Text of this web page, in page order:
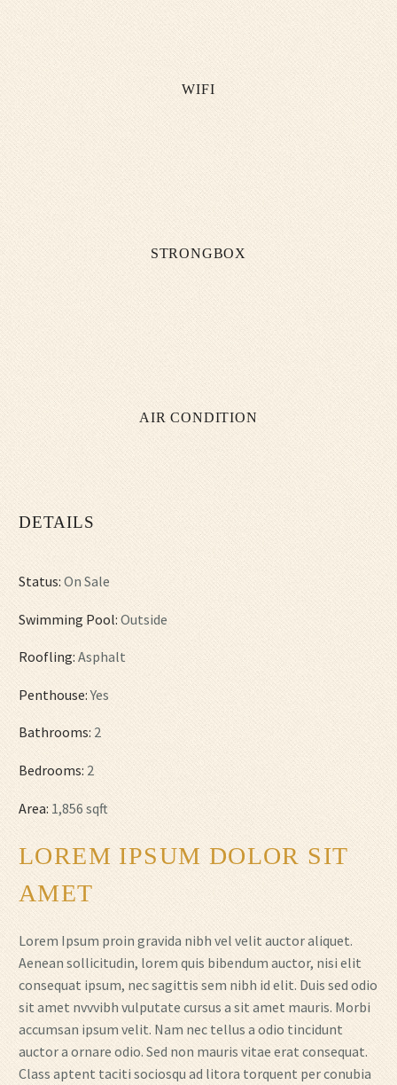
WIFI
STRONGBOX
AIR CONDITION
DETAILS
Status: On Sale
Swimming Pool: Outside
Roofling: Asphalt
Penthouse: Yes
Bathrooms: 2
Bedrooms: 2
Area: 1,856 sqft
LOREM IPSUM DOLOR SIT
AMET
Lorem Ipsum proin gravida nibh vel velit auctor aliquet.
Aenean sollicitudin, lorem quis bibendum auctor, nisi elit
consequat ipsum, nec sagittis sem nibh id elit. Duis sed odio
sit amet nvvvibh vulputate cursus a sit amet mauris. Morbi
accumsan ipsum velit. Nam nec tellus a odio tincidunt
auctor a ornare odio. Sed non mauris vitae erat consequat.
Class aptent taciti sociosqu ad litora torquent per conubia